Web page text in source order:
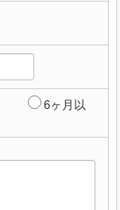
6ヶ月以